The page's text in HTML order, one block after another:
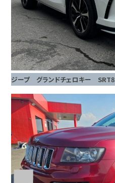
ジープ グランドチェロキー SRT8